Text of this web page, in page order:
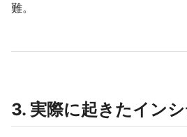
難。
3. 実際に起きたイン